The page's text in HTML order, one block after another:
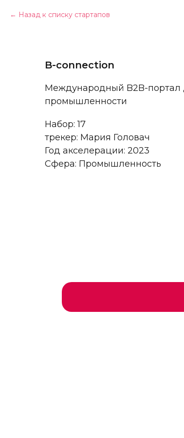
Назад к списку стартапов
B-connection
Международный B2B-портал
промышленности
Набор: 17
трекер: Мария Головач
Год акселерации: 2023
Сфера: Промышленность